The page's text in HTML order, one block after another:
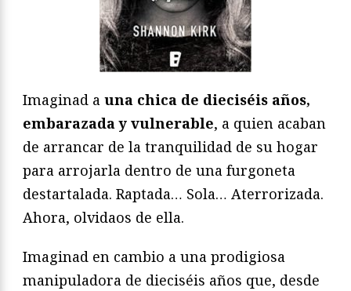
Imaginad a una chica de dieciséis años,
embarazada y vulnerable, a quien acaban
de arrancar de la tranquilidad de su hogar
para arrojarla dentro de una furgoneta
destartalada. Raptada… Sola… Aterrorizada.
Ahora, olvidaos de ella.
Imaginad en cambio a una prodigiosa
manipuladora de dieciséis años que, desde